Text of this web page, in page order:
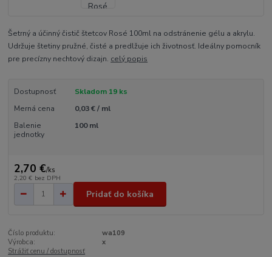
Šetrný a účinný čistič štetcov Rosé 100ml na odstránenie gélu a akrylu.
Udržuje štetiny pružné, čisté a predlžuje ich životnosť. Ideálny pomocník
pre precízny nechtový dizajn. celý popis
Dostupnosť
Skladom 19 ks
Merná cena
0,03 € / ml
Balenie
jednotky
100 ml
2,70 €/ks
2,20 € bez DPH
Pridať do košíka
Číslo produktu:
wa109
Výrobca:
x
Strážiť cenu / dostupnosť